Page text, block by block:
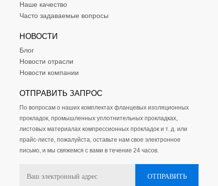
Наше качество
Часто задаваемые вопросы
НОВОСТИ
Блог
Новости отрасли
Новости компании
ОТПРАВИТЬ ЗАПРОС
По вопросам о наших комплектах фланцевых изоляционных
прокладок, промышленных уплотнительных прокладках,
листовых материалах компрессионных прокладок и т. д. или
прайс-листе, пожалуйста, оставьте нам свое электронное
письмо, и мы свяжемся с вами в течение 24 часов.